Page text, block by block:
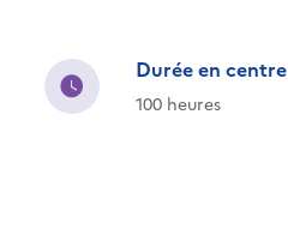
Durée en centre
100 heures